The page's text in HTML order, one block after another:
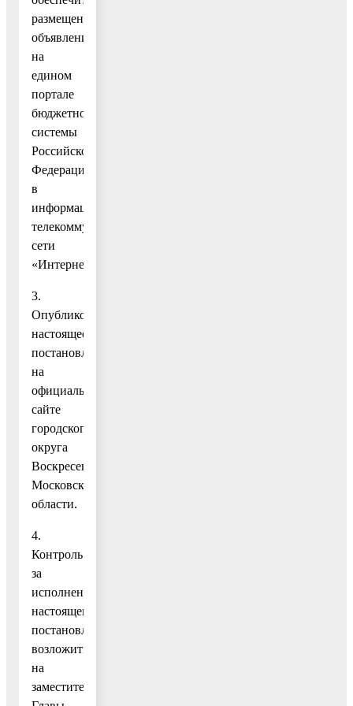
размещение
объявления
на
едином
портале
бюджетной
системы
Российской
Федерации
в
информационно-
телекоммуникационной
сети
«Интернет».
3.
Опубликовать
настоящее
постановление
на
официальном
сайте
городского
округа
Воскресенск
Московской
области.
4.
Контроль
за
исполнением
настоящего
постановления
возложить
на
заместителя